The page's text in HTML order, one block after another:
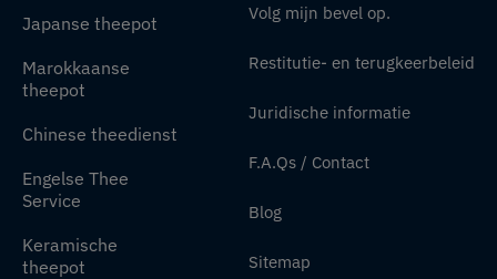
Japanse theepot
Marokkaanse
theepot
Chinese theedienst
Engelse Thee
Service
Keramische
theepot
Volg mijn bevel op.
Restitutie- en terugkeerbeleid
Juridische informatie
F.A.Qs / Contact
Blog
Sitemap